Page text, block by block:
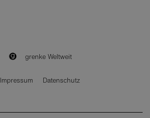
grenke Weltweit
Impressum Datenschutz